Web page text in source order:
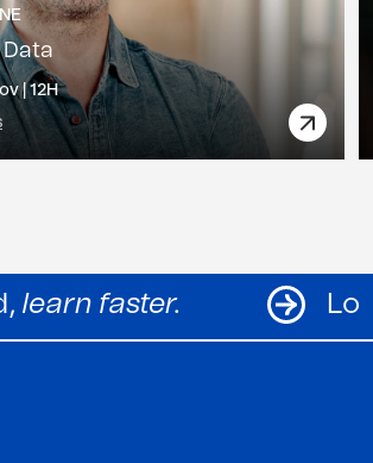
Data
|12H
forward,learn faster.